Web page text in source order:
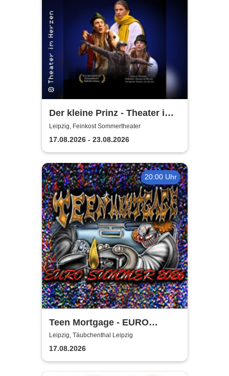
Der kleine Prinz - Theater im
Herzen
Leipzig, Feinkost Sommertheater
17.08.2026 - 23.08.2026
20:00 Uhr
Teen Mortgage - EURO
SUMMER 2026
Leipzig, Täubchenthal Leipzig
17.08.2026